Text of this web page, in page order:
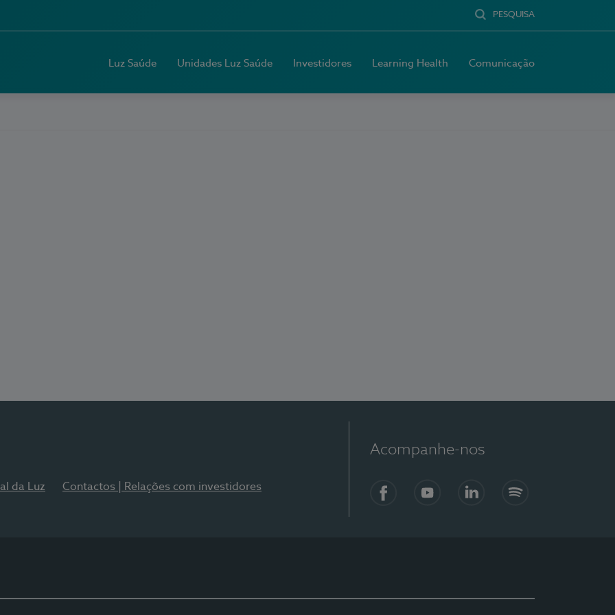
PESQUISA
Luz Saúde Unidades Luz Saúde Investidores Learning Health Comunicação
da Luz Contactos | Relações com investidores
Acompanhe-nos